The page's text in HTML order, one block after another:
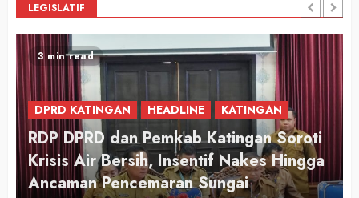
LEGISLATIF
2 min read
DPRD KATINGAN
DPRD Katingan Apresiasi Langkah
Pemerintah Awasi Harga dan Kualitas
Pangan